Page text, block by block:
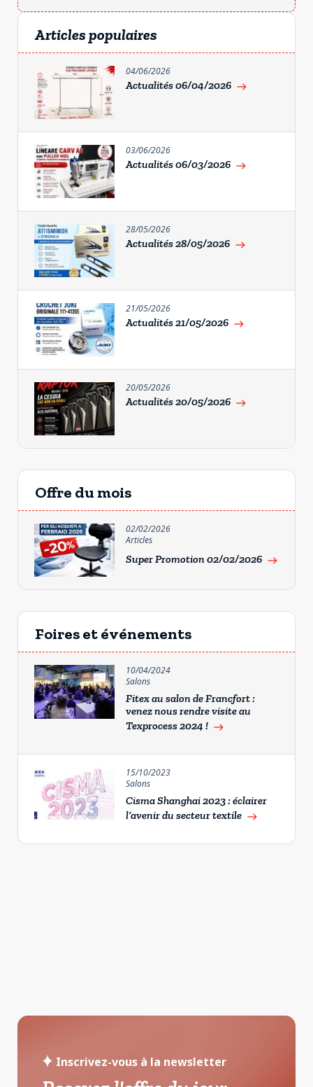
Articles populaires
04/06/2026
Actualités 06/04/2026 east
03/06/2026
Actualités 06/03/2026 east
28/05/2026
Actualités 28/05/2026 east
21/05/2026
Actualités 21/05/2026 east
20/05/2026
Actualités 20/05/2026 east
Offre du mois
02/02/2026
Articles
Super Promotion 02/02/2026 east
Foires et événements
10/04/2024
Salons
Fitex au salon de Francfort :
venez nous rendre visite au
Texprocess 2024 ! east
15/10/2023
Salons
Cisma Shanghai 2023 : éclairer
l’avenir du secteur textile east
Inscrivez-vous à la newsletter